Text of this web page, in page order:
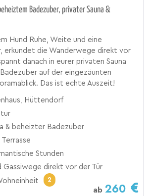
Badezuber, privater Sauna &
Hund Ruhe, Weite und eine
erkundet die Wanderwege direkt vor
danach in eurer privaten Sauna
auf der eingezäunten
Das ist echte Auszeit!
Hüttendorf
& beheizter Badezuber
Stunden
Gassiwege direkt vor der Tür
2
ab 260